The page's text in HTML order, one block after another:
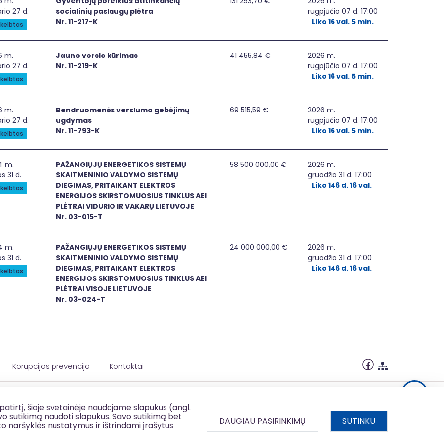
šioje svetainėje naudojame slapukus (angl.
sutikimą naudoti slapukus. Savo sutikimą bet
naršyklės nustatymus ir ištrindami įrašytus DAUGIAU PASIRINKIMŲ SUTINKU
27 d.
socialinių paslaugų plėtra
Nr. 11-217-K
rugpjūčio 07 d. 17:00
Liko 16 val. 5 min.
verslo kūrimas
m.
27 d.
Jauno verslo kūrimas
Nr. 11-219-K
41 455,84 €
2026 m.
rugpjūčio 07 d. 17:00
Liko 16 val. 5 min.
verslumo gebėjimų ugdymas
m.
27 d.
Bendruomenės verslumo gebėjimų
ugdymas
Nr. 11-793-K
69 515,59 €
2026 m.
rugpjūčio 07 d. 17:00
Liko 16 val. 5 min.
ENERGETIKOS SISTEMŲ SKAITMENINIO VALDYMO SISTEMŲ DIEGIMAS, PRITAIKANT ELEKTROS ENERGIJOS
m.
31 d.
PAŽANGIŲJŲ ENERGETIKOS SISTEMŲ
SKAITMENINIO VALDYMO SISTEMŲ
DIEGIMAS, PRITAIKANT ELEKTROS
ENERGIJOS SKIRSTOMUOSIUS TINKLUS AEI
PLĖTRAI VIDURIO IR VAKARŲ LIETUVOJE
Nr. 03-015-T
58 500 000,00 €
2026 m.
gruodžio 31 d. 17:00
Liko 146 d. 16 val.
ENERGETIKOS SISTEMŲ SKAITMENINIO VALDYMO SISTEMŲ DIEGIMAS, PRITAIKANT ELEKTROS ENERGIJOS
m.
31 d.
PAŽANGIŲJŲ ENERGETIKOS SISTEMŲ
SKAITMENINIO VALDYMO SISTEMŲ
DIEGIMAS, PRITAIKANT ELEKTROS
ENERGIJOS SKIRSTOMUOSIUS TINKLUS AEI
PLĖTRAI VISOJE LIETUVOJE
Nr. 03-024-T
24 000 000,00 €
2026 m.
gruodžio 31 d. 17:00
Liko 146 d. 16 val.
Korupcijos prevencija Kontaktai